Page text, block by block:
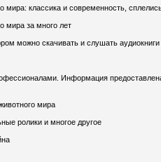
классика и современность,
мира за много лет
можно скачивать и слушать
Информация
мира
ролики и многое другое